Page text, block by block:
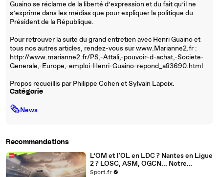
Guaino se réclame de la liberté d’expression et du fait qu’il ne
s’exprime dans les médias que pour expliquer la politique du
Président de la République.
Pour retrouver la suite du grand entretien avec Henri Guaino et
tous nos autres articles, rendez-vous sur www.Marianne2.fr :
http://www.marianne2.fr/PS,-Attali,-pouvoir-d-achat,-Societe-
Generale,-Europe,-emploi-Henri-Guaino-repond_a83690.html
Propos recueillis par Philippe Cohen et Sylvain Lapoix.
Catégorie
🗞News
Recommandations
L’OM et l'OL en LDC ? Nantes en Ligue
2 ? LOSC, ASM, OGCN... Notre
classement pour la fin de saison
Sport.fr